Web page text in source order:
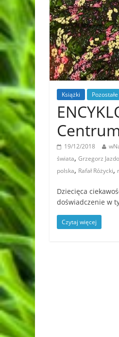
Książki Pozostałe
19/12/2018
świata, Grzegorz
polska, Rafał Różycki,
Dziecięca
doświadczenie w
Czytaj więcej